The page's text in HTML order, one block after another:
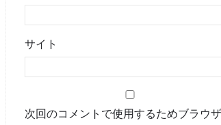
サイト
次回のコメントで使用するためブラウ